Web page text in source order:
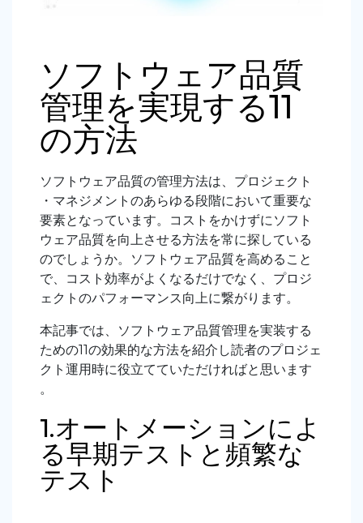
ソフトウェア品質
管理を実現する11
の方法
ソフトウェア品質の管理方法は、プロジェクト
・マネジメントのあらゆる段階において重要な
要素となっています。コストをかけずにソフト
ウェア品質を向上させる方法を常に探している
のでしょうか。ソフトウェア品質を高めること
で、コスト効率がよくなるだけでなく、プロジ
ェクトのパフォーマンス向上に繋がります。
本記事では、ソフトウェア品質管理を実装する
ための11の効果的な方法を紹介し読者のプロジェ
クト運用時に役立てていただければと思います
。
1.オートメーションによ
る早期テストと頻繁な
テスト